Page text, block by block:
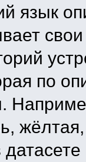
язык
по